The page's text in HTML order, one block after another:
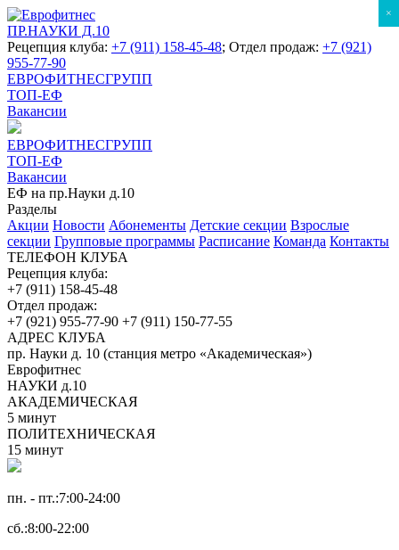
ПР.НАУКИ Д.10
Рецепция клуба: +7 (911) 158-45-48; Отдел продаж: +7 (921)
955-77-90
ЕВРОФИТНЕСГРУПП
ТОП-ЕФ
Вакансии
ЕВРОФИТНЕСГРУПП
ТОП-ЕФ
Вакансии
ЕФ на пр.Науки д.10
Разделы
Акции Новости Абонементы Детские секции Взрослые
секции Групповые программы Расписание Команда Контакты
ТЕЛЕФОН КЛУБА
Рецепция клуба:
+7 (911) 158-45-48
Отдел продаж:
+7 (921) 955-77-90 +7 (911) 150-77-55
АДРЕС КЛУБА
пр. Науки д. 10 (станция метро «Академическая»)
Еврофитнес
НАУКИ д.10
АКАДЕМИЧЕСКАЯ
5 минут
ПОЛИТЕХНИЧЕСКАЯ
15 минут
пн. - пт.:7:00-24:00
сб.:8:00-22:00
×